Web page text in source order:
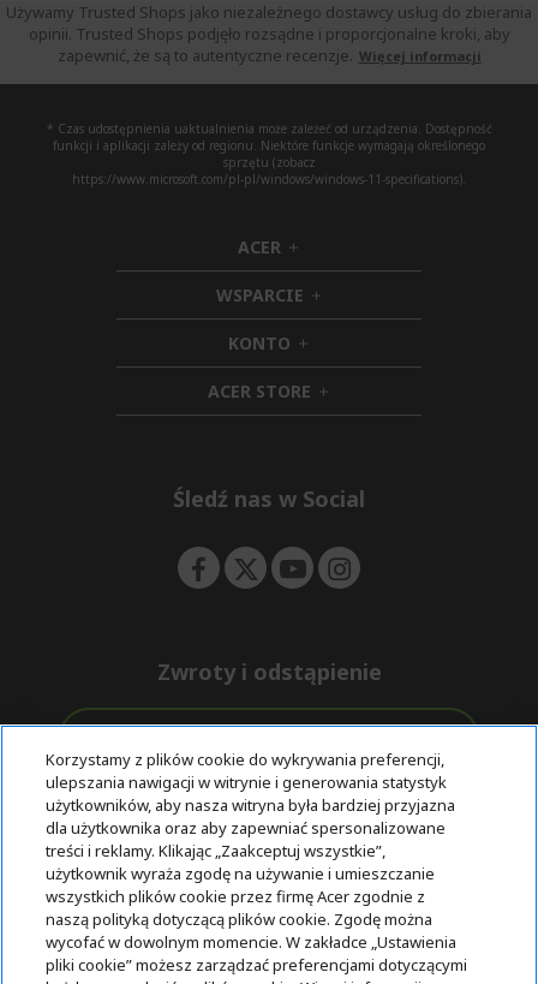
Używamy Trusted Shops jako niezależnego dostawcy usług do zbierania
opinii. Trusted Shops podjęło rozsądne i proporcjonalne kroki, aby
zapewnić, że są to autentyczne recenzje. Więcej informacji
* Czas udostępnienia uaktualnienia może zależeć od urządzenia. Dostępność
funkcji i aplikacji zależy od regionu. Niektóre funkcje wymagają określonego
sprzętu (zobacz
https://www.microsoft.com/pl-pl/windows/windows-11-specifications).
ACER h
i
d
d
e
n
WSPARCIE h
i
d
e
n
KONTO h
i
d
d
ACER STORE h
i
e
Śledź nas w Social
Zwroty i odstąpienie
Darmowa
ekspresowa
dostawa
Wsparcie
przed i po
zakupie
Bezpieczne
płatności
© 2025 Acer Inc.
Firma CPYou BV jest autoryzowanym sprzedawcą produktów i
usług oferowanych w tym sklepie.
Korzystamy z plików cookie do wykrywania preferencji,
ulepszania nawigacji w witrynie i generowania statystyk
użytkowników, aby nasza witryna była bardziej przyjazna
dla użytkownika oraz aby zapewniać spersonalizowane
treści i reklamy. Klikając „Zaakceptuj wszystkie”,
użytkownik wyraża zgodę na używanie i umieszczanie
wszystkich plików cookie przez firmę Acer zgodnie z
naszą polityką dotyczącą plików cookie. Zgodę można
wycofać w dowolnym momencie. W zakładce „Ustawienia
pliki cookie” możesz zarządzać preferencjami dotyczącymi